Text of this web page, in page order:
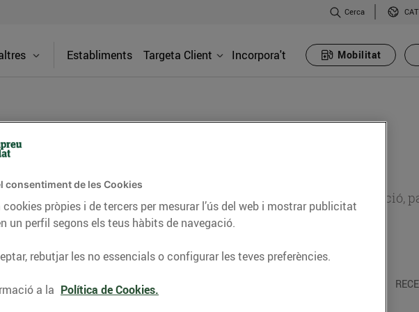
Cerca CAT
Establiments Targeta Client Incorpora't Mobilitat
consells nutricionals, informació d’actualitat sobre alimentació,
del nostre territori i molts altres temes.
CONSELLS I HÀBITS SALUDABLES
consentiment de les Cookies
pròpies i de tercers per mesurar l’ús del web i mostrar publicitat
un perfil segons els teus hàbits de navegació.
rebutjar les no essencials o configurar les teves preferències.
a la Política de Cookies.